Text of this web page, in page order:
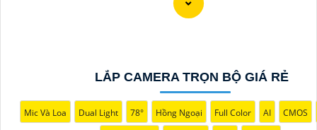
LẮP CAMERA TRỌN BỘ GIÁ RẺ
Mic Và Loa Dual Light 78° Hồng Ngoại Full Color AI CMOS